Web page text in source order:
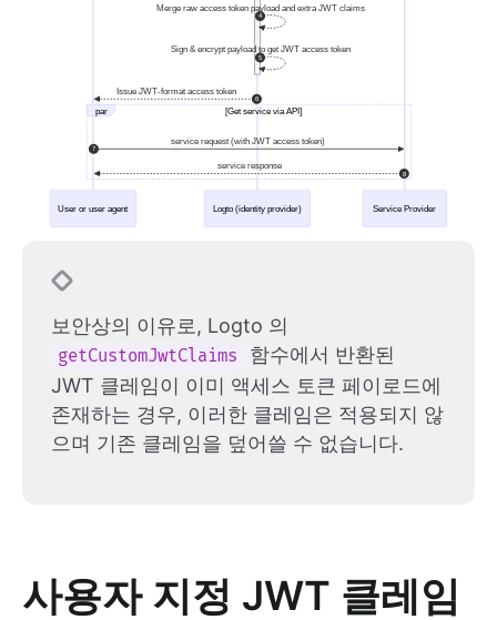
보안상의 이유로, Logto 의
getCustomJwtClaims
함수에서 반환된
JWT 클레임이 이미 액세스 토큰 페이로드에
존재하는 경우, 이러한 클레임은 적용되지 않
으며 기존 클레임을 덮어쓸 수 없습니다.
사용자 지정 JWT 클레임